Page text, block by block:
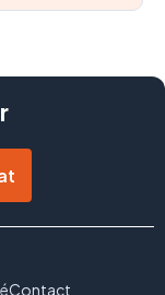
Contact